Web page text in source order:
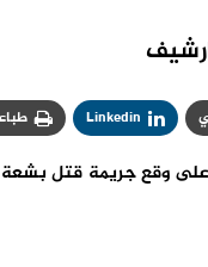
Linkedin
أكرض،بإقليم الصويرة يوم السبت 17